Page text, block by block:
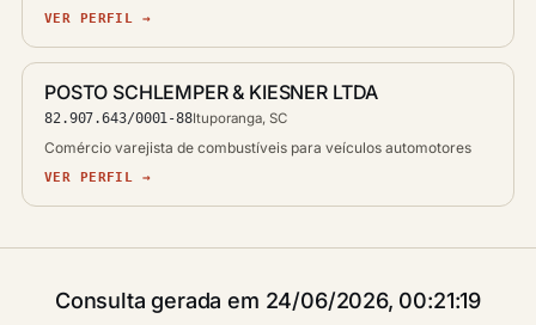
VER PERFIL →
POSTO SCHLEMPER & KIESNER LTDA
82.907.643/0001-88Ituporanga, SC
Comércio varejista de combustíveis para veículos automotores
VER PERFIL →
Consulta gerada em 24/06/2026, 00:21:19